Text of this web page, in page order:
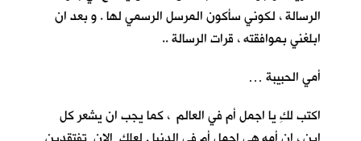
الرسالة ، لكوني سأكون المرسل الرسمي لها . و بعد ان
ابلغني بموافقته ، قرات الرسالة ..
أمي الحبيبة …
اكتب لكِ يا اجمل أم في العالم ، كما يجب ان يشعر كل